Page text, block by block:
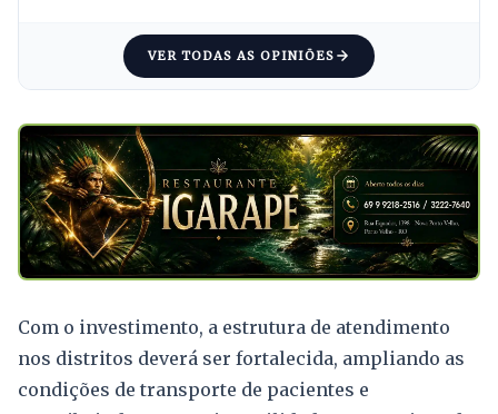
VER TODAS AS OPINIÕES
Com o investimento, a estrutura de atendimento
nos distritos deverá ser fortalecida, ampliando as
condições de transporte de pacientes e